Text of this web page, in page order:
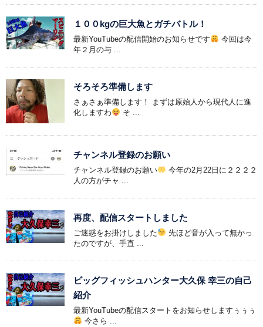
１００kgの巨大魚とガチバトル！
最新YouTubeの配信開始のお知らせです
今回は今
年２月の与 ...
そろそろ準備します
さぁさぁ準備します！ まずは原始人から現代人に進
化しますわ
そ ...
チャンネル登録のお願い
チャンネル登録のお願い
今年の2月22日に２２２２
人の方がチャ ...
再度、配信スタートしました
ご迷惑をお掛けしました
先ほど音が入って無かっ
たのですが、手直 ...
ビッグフィッシュハンター大久保 幸三の自己
紹介
最新YouTubeの配信スタートをお知らせしますぅぅぅ
今さら ...